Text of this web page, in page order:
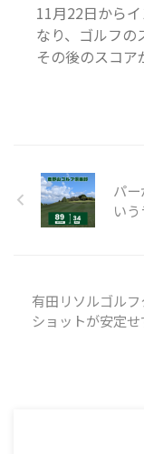
11月22日から
なり、ゴルフの
その後のスコア
パ
い
有田リソルゴルフ
ショットが安定